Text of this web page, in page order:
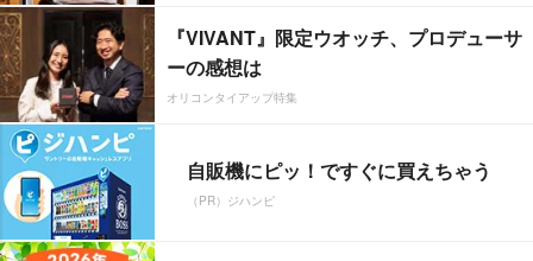
『VIVANT』限定ウオッチ、プロデューサ
ーの感想は
オリコンタイアップ特集
自販機にピッ！ですぐに買えちゃう
（PR）ジハンピ